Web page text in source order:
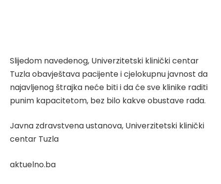
Slijedom navedenog, Univerzitetski klinički centar
Tuzla obavještava pacijente i cjelokupnu javnost da
najavljenog štrajka neće biti i da će sve klinike raditi
punim kapacitetom, bez bilo kakve obustave rada.
Javna zdravstvena ustanova, Univerzitetski klinički
centar Tuzla
aktuelno.ba